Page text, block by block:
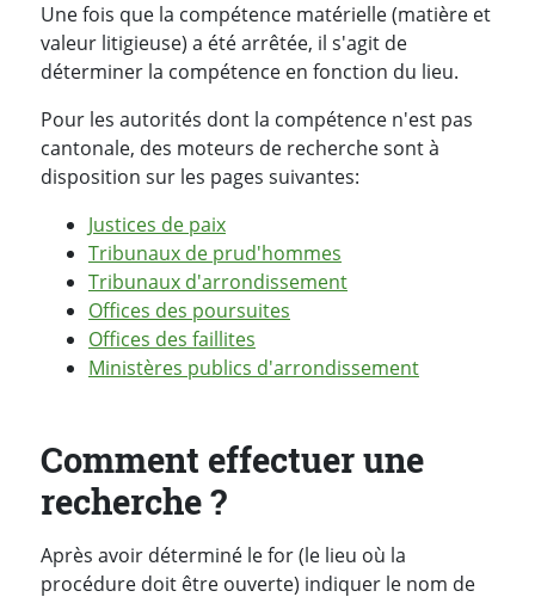
Une fois que la compétence matérielle (matière et
valeur litigieuse) a été arrêtée, il s'agit de
déterminer la compétence en fonction du lieu.
Pour les autorités dont la compétence n'est pas
cantonale, des moteurs de recherche sont à
disposition sur les pages suivantes:
Justices de paix
Tribunaux de prud'hommes
Tribunaux d'arrondissement
Offices des poursuites
Offices des faillites
Ministères publics d'arrondissement
Comment effectuer une
recherche ?
Après avoir déterminé le for (le lieu où la
procédure doit être ouverte) indiquer le nom de